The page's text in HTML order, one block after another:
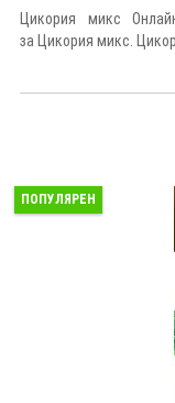
Цикория микс
за Цикория микс.
ПОПУЛЯРЕН